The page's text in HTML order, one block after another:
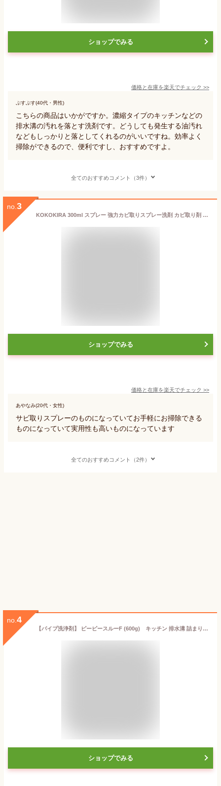
ショップでみる
価格と在庫を楽天でチェック >>
ぷすぷす(40代・男性)
こちらの商品はいかがですか。濃縮タイプのキッチンなどの
排水溝の汚れを落とす洗剤です。どうしても発生する油汚れ
などもしっかりと落としてくれるのがいいですね。効率よく
掃除ができるので、便利ですし、おすすめですよ。
全てのおすすめコメント（3件）
no. 3
KOKOKIRA 300ml スプレー 強力カビ取りスプレー洗剤 カビ取り剤 掃除用品 業務 用 洗剤 排水溝 壁紙 ゴムパッキン お風呂 三角コーナー 黒カビ パイプ 浴室 タイル目地 天井 床面 マット 台所 排水口 強力 木材 外壁
ショップでみる
価格と在庫を楽天でチェック >>
あやなみ(20代・女性)
サビ取りスプレーのものになっていてお手軽にお掃除できる
ものになっていて実用性も高いものになっています
全てのおすすめコメント（2件）
no. 4
【パイプ洗浄剤】 ピーピースルーF (600g) キッチン 排水溝 詰まり 排水口 悪臭 詰まり直し ヌメリ 強力 洗剤 お風呂 流し シンク 配管 パイプ
ショップでみる